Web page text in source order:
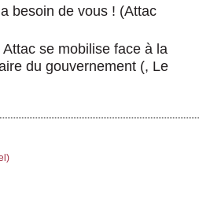
besoin de vous ! (Attac
se mobilise face à la
du gouvernement (, Le